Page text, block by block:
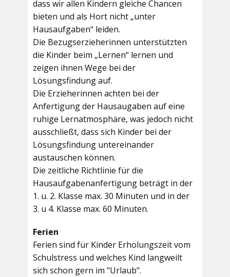
dass wir allen Kindern gleiche Chancen
bieten und als Hort nicht „unter
Hausaufgaben“ leiden.
Die Bezugserzieherinnen unterstützten
die Kinder beim „Lernen“ lernen und
zeigen ihnen Wege bei der
Lösungsfindung auf.
Die Erzieherinnen achten bei der
Anfertigung der Hausaugaben auf eine
ruhige Lernatmosphäre, was jedoch nicht
ausschließt, dass sich Kinder bei der
Lösungsfindung untereinander
austauschen können.
Die zeitliche Richtlinie für die
Hausaufgabenanfertigung beträgt in der
1. u. 2. Klasse max. 30 Minuten und in der
3. u 4. Klasse max. 60 Minuten.
Ferien
Ferien sind für Kinder Erholungszeit vom
Schulstress und welches Kind langweilt
sich schon gern im "Urlaub".